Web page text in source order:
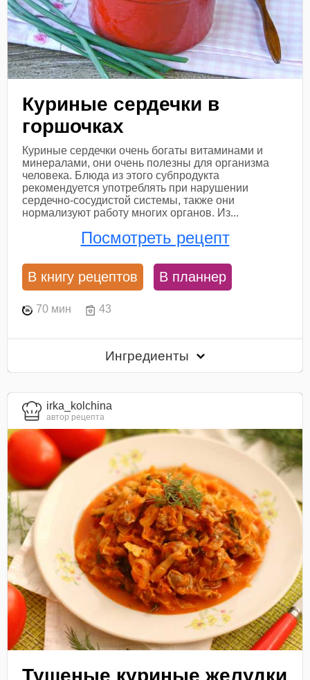
Куриные сердечки в
горшочках
Куриные сердечки очень богаты витаминами и
минералами, они очень полезны для организма
человека. Блюда из этого субпродукта
рекомендуется употреблять при нарушении
сердечно-сосудистой системы, также они
нормализуют работу многих органов. Из...
Посмотреть рецепт
В книгу рецептов В планнер
70 мин 43
Ингредиенты
irka_kolchina
автор рецепта
Тушеные куриные желудки